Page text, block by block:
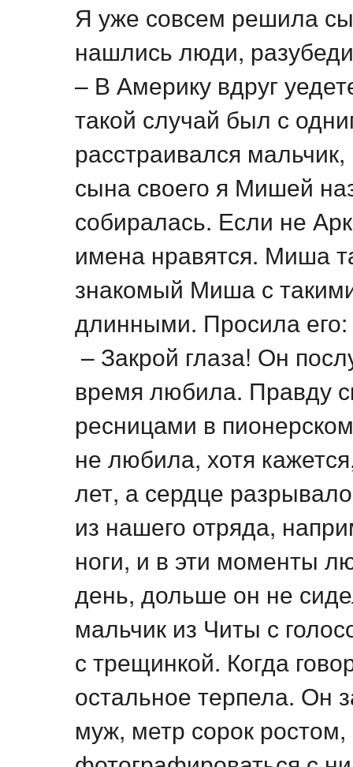
Я уже совсем решила
нашлись люди,
– В Америку вдруг
такой случай был с
расстраивался
сына своего я Мишей
собиралась. Если не
имена нравятся. Миша
знакомый Миша с
длинными. Просила его:
– Закрой глаза! Он
время любила. Правду
ресницами в
не любила, хотя
лет, а сердце
из нашего отряда,
ноги, и в эти моменты
день, дольше он не
мальчик из Читы с
с трещинкой. Когда
остальное терпела. Он
муж, метр сорок